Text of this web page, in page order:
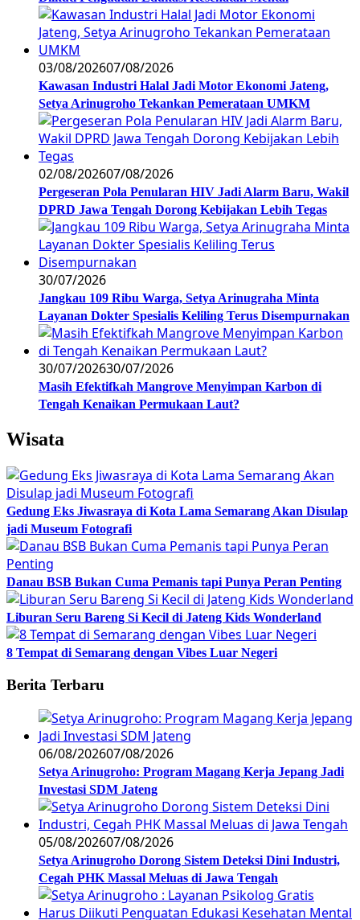
03/08/202607/08/2026
Kawasan Industri Halal Jadi Motor Ekonomi Jateng,
Setya Arinugroho Tekankan Pemerataan UMKM
02/08/202607/08/2026
Pergeseran Pola Penularan HIV Jadi Alarm Baru, Wakil
DPRD Jawa Tengah Dorong Kebijakan Lebih Tegas
30/07/2026
Jangkau 109 Ribu Warga, Setya Arinugraha Minta
Layanan Dokter Spesialis Keliling Terus Disempurnakan
30/07/202630/07/2026
Masih Efektifkah Mangrove Menyimpan Karbon di
Tengah Kenaikan Permukaan Laut?
Wisata
Gedung Eks Jiwasraya di Kota Lama Semarang Akan Disulap
jadi Museum Fotografi
Danau BSB Bukan Cuma Pemanis tapi Punya Peran Penting
Liburan Seru Bareng Si Kecil di Jateng Kids Wonderland
8 Tempat di Semarang dengan Vibes Luar Negeri
Berita Terbaru
06/08/202607/08/2026
Setya Arinugroho: Program Magang Kerja Jepang Jadi
Investasi SDM Jateng
05/08/202607/08/2026
Setya Arinugroho Dorong Sistem Deteksi Dini Industri,
Cegah PHK Massal Meluas di Jawa Tengah